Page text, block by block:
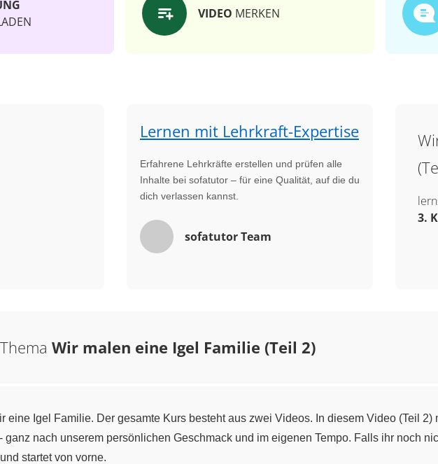
VIDEO MERKEN
Lernen mit Lehrkraft-Expertise
Erfahrene Lehrkräfte erstellen und prüfen alle
Inhalte bei sofatutor – für eine Qualität, auf die du
dich verlassen kannst.
sofatutor Team
3.
Wir malen eine Igel Familie (Teil 2)
eine Igel Familie. Der gesamte Kurs besteht aus zwei Videos. In diesem Video (Teil
ganz nach unserem persönlichen Geschmack und im eigenen Tempo. Falls ihr noch
startet von vorne.